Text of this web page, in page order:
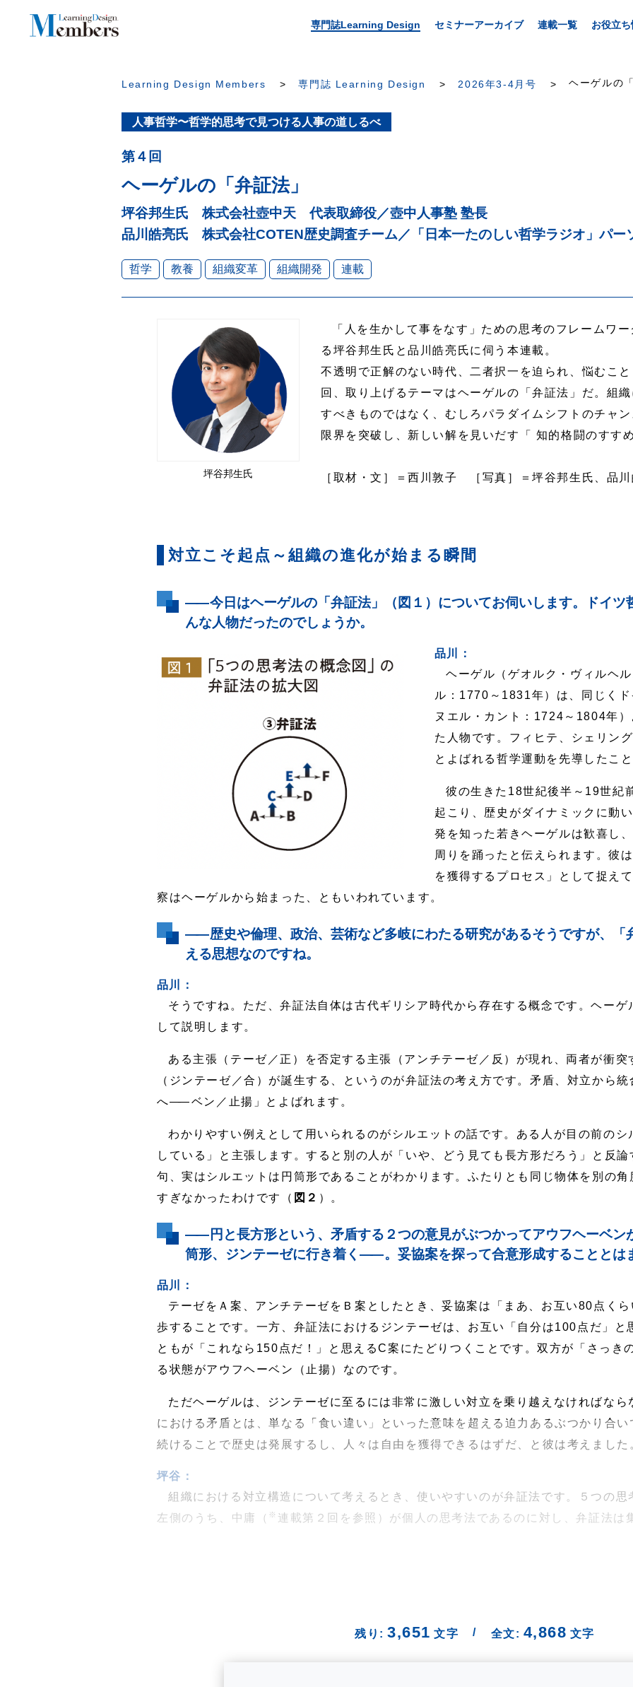
専門誌Learning Design セミナーアーカイブ 連載一覧 お役立
Learning Design Members 専門誌 Learning Design 2026年3-4月号 ヘーゲルの
人事哲学〜哲学的思考で見つける人事の道しるべ
第４回
ヘーゲルの「弁証法」
坪谷邦生氏 株式会社壺中天 代表取締役／壺中人事塾 塾長
品川皓亮氏 株式会社COTEN歴史調査チーム／「日本一たのしい哲学ラジオ」パー
哲学 教養 組織変革 組織開発 連載
坪谷邦生氏
「人を生かして事をなす」ための思考のフレームワ
る坪谷邦生氏と品川皓亮氏に伺う本連載。
不透明で正解のない時代、二者択一を迫られ、悩むこ
回、取り上げるテーマはヘーゲルの「弁証法」だ。組
すべきものではなく、むしろパラダイムシフトのチャ
限界を突破し、新しい解を見いだす「 知的格闘のすす
［取材・文］＝西川敦子 ［写真］＝坪谷邦生氏、品
対立こそ起点～組織の進化が始まる瞬間
――今日はヘーゲルの「弁証法」（ 図１ ）についてお伺いします。ドイ
んな人物だったのでしょうか。
品川：
ヘーゲル（ゲオルク・ヴィルヘ
ル：1770～1831年）は、同じく
ヌエル・カント：1724～1804年
た人物です。フィヒテ、シェリン
とよばれる哲学運動を先導したこ
彼の生きた18世紀後半～19世紀
起こり、歴史がダイナミックに動
発を知った若きヘーゲルは歓喜し
周りを踊ったと伝えられます。彼
を獲得するプロセス」として捉え
察はヘーゲルから始まった、ともいわれています。
――歴史や倫理、政治、芸術など多岐にわたる研究があるそうですが、「
える思想なのですね。
品川：
そうですね。ただ、弁証法自体は古代ギリシア時代から存在する概念です。ヘー
して説明します。
ある主張（テーゼ／正）を否定する主張（アンチテーゼ／反）が現れ、両者が衝
（ジンテーゼ／合）が誕生する、というのが弁証法の考え方です。矛盾、対立から
へ――ベン／止揚」とよばれます。
わかりやすい例えとして用いられるのがシルエットの話です。ある人が目の前の
している」と主張します。すると別の人が「いや、どう見ても長方形だろう」と反
句、実はシルエットは円筒形であることがわかります。ふたりとも同じ物体を別の
すぎなかったわけです（ 図２ ）。
――円と長方形という、矛盾する２つの意見がぶつかってアウフヘーベン
筒形、ジンテーゼに行き着く ――。妥協案を探って合意形成することとは
品川：
テーゼをＡ案、アンチテーゼをＢ案としたとき、妥協案は「まあ、お互い80点く
歩することです。一方、弁証法におけるジンテーゼは、お互い「自分は100点だ」と
ともが「これなら150点だ！」と思えるC案にたどりつくことです。双方が「さっき
る状態がアウフヘーベン（止揚）なのです。
ただヘーゲルは、ジンテーゼに至るには非常に激しい対立を乗り越えなければな
における矛盾とは、単なる「食い違い」といった意味を超える迫力あるぶつかり合
続けることで歴史は発展するし、人々は自由を獲得できるはずだ、と彼は考えました
坪谷：
組織における対立構造について考えるとき、使いやすいのが弁証法です。５つの思
左側のうち、中庸（ ※ 連載第２回を参照）が個人の思考法であるのに対し、弁証法は
残り: 3,651 文字 / 全文: 4,868 文字